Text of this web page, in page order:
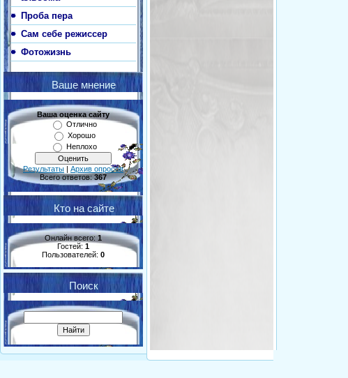
Проба пера
Сам себе режиссер
Фотожизнь
Ваше мнение
Ваша оценка сайту
Отлично
Хорошо
Неплохо
Результаты
Архив опросов
Всего ответов: 367
Кто на сайте
Онлайн всего:1
Гостей: 1
Пользователей: 0
Поиск